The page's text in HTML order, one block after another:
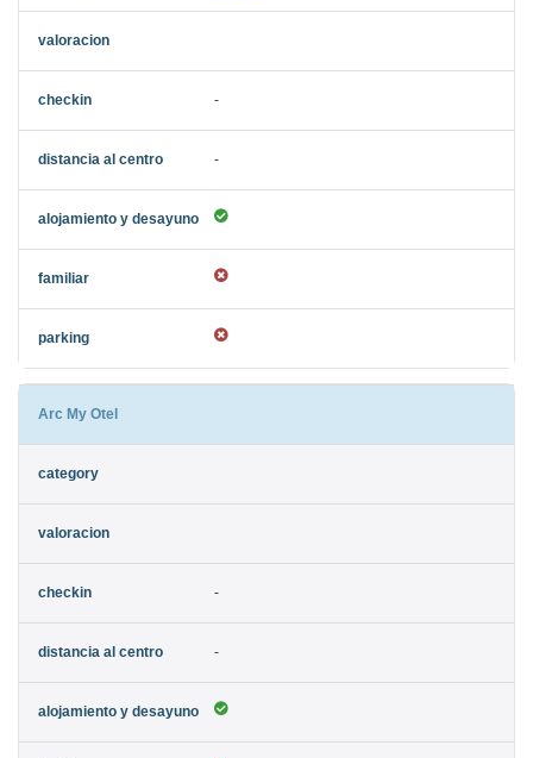
-
-
Arc My Otel
-
-